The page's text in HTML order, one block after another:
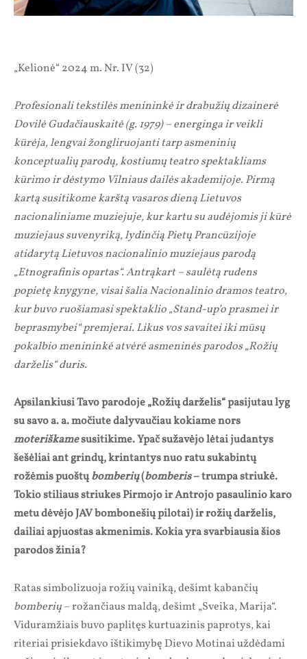
„Kelionė“ 2024 m. Nr. IV (32)
Profesionali tekstilės menininkė ir drabužių dizainerė
Dovilė Gudačiauskaitė (g. 1979) – energinga ir veikli
kūrėja, lengvai žongliruojanti tarp asmeninių
konceptualių parodų, kostiumų teatro spektakliams
kūrimo ir dėstymo Vilniaus dailės akademijoje. Pirmą
kartą susitikome karštą vasaros dieną Lietuvos
nacionaliniame muziejuje, kur kartu su audėjomis ji kūrė
muziejaus suvenyriką, lydinčią Pietų Prancūzijoje
atidarytą Lietuvos nacionalinio muziejaus parodą
„Etnografinis opartas“. Antrąkart – saulėtą rudens
popietę knygyne, visai šalia Nacionalinio dramos teatro,
kur buvo ruošiamasi spektaklio „Stand-up’o prasmei ir
beprasmybei“ premjerai. Likus vos savaitei iki mūsų
pokalbio menininkė atvėrė asmeninės parodos „Rožių
darželis“ duris.
Apsilankiusi Tavo parodoje „Rožių darželis“ pasijutau lyg
su savo a. a. močiute dalyvaučiau kokiame nors
moteriškamesusitikime. Ypač sužavėjo lėtai judantys
šešėliai ant grindų, krintantys nuo ratu sukabintų
rožėmis puoštųbomberių(bomberis– trumpa striukė.
Tokio stiliaus striukes Pirmojo ir Antrojo pasaulinio karo
metu dėvėjo JAV bombonešių pilotai) ir rožių darželis,
dailiai apjuostas akmenimis. Kokia yra svarbiausia šios
parodos žinia?
Ratas simbolizuoja rožių vainiką, dešimt kabančių
bomberių– rožančiaus maldą, dešimt „Sveika, Marija“.
Viduramžiais buvo paplitęs kurtuazinis paprotys, kai
riteriai prisiekdavo ištikimybę Dievo Motinai uždėdami